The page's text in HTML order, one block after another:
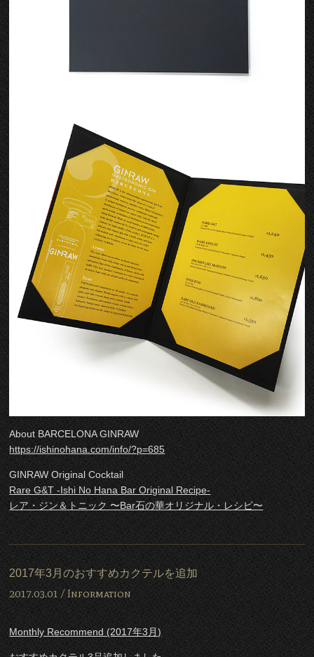
About BARCELONA GINRAW
https://ishinohana.com/info/?p=685
GINRAW Original Cocktail
Rare G&T -Ishi No Hana Bar Original Recipe-
レア・ジン＆トニック 〜Bar石の華オリジナル・レシピ〜
2017年3月のおすすめカクテルを追加
2017.03.01 /Information
Monthly Recommend (2017年3月)